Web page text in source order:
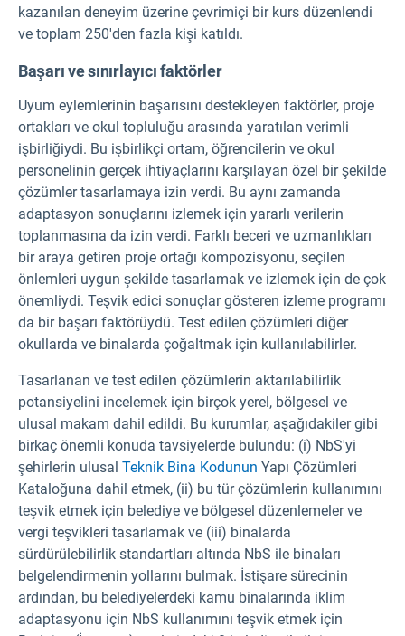
kazanılan deneyim üzerine çevrimiçi bir kurs düzenlendi
ve toplam 250'den fazla kişi katıldı.
Başarı ve sınırlayıcı faktörler
Uyum eylemlerinin başarısını destekleyen faktörler, proje
ortakları ve okul topluluğu arasında yaratılan verimli
işbirliğiydi. Bu işbirlikçi ortam, öğrencilerin ve okul
personelinin gerçek ihtiyaçlarını karşılayan özel bir şekilde
çözümler tasarlamaya izin verdi. Bu aynı zamanda
adaptasyon sonuçlarını izlemek için yararlı verilerin
toplanmasına da izin verdi. Farklı beceri ve uzmanlıkları
bir araya getiren proje ortağı kompozisyonu, seçilen
önlemleri uygun şekilde tasarlamak ve izlemek için de çok
önemliydi. Teşvik edici sonuçlar gösteren izleme programı
da bir başarı faktörüydü. Test edilen çözümleri diğer
okullarda ve binalarda çoğaltmak için kullanılabilirler.
Tasarlanan ve test edilen çözümlerin aktarılabilirlik
potansiyelini incelemek için birçok yerel, bölgesel ve
ulusal makam dahil edildi. Bu kurumlar, aşağıdakiler gibi
birkaç önemli konuda tavsiyelerde bulundu: (i) NbS'yi
şehirlerin ulusal Teknik Bina Kodunun Yapı Çözümleri
Kataloğuna dahil etmek, (ii) bu tür çözümlerin kullanımını
teşvik etmek için belediye ve bölgesel düzenlemeler ve
vergi teşvikleri tasarlamak ve (iii) binalarda
sürdürülebilirlik standartları altında NbS ile binaları
belgelendirmenin yollarını bulmak. İstişare sürecinin
ardından, bu belediyelerdeki kamu binalarında iklim
adaptasyonu için NbS kullanımını teşvik etmek için